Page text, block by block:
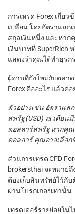
การเทรด Forex เกี่ย
เปลี่ยน โดยอัตราแลก
สกุลเงินหนึ่ง และหาก
เงินบาทที่ SuperRich
แสดงว่าคุณได้ทำธุรก
ผู้อ่านที่ยังใหม่กับตลา
Forex คืออะไร แล้วค่อ
ตัวอย่างเช่น อัตราแล
สหรัฐ (USD) ณ เดือน
ดอลลาร์สหรัฐ หากคุณ
ดอลลาร์ คุณอาจเลือก
ส่วนการเทรด CFD
brokersthai จะหมาย
ต้องเก็บสินทรัพย์ไว้กับ
ผ่านโบรกเกอร์เท่านั้น
เทรดเดอร์รายย่อยใน